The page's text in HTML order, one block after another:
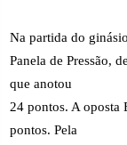
Na partida do ginásio
Panela de Pressão,
que anotou
24 pontos. A oposta
pontos. Pela